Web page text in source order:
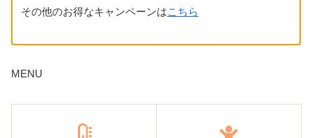
その他のお得なキャンペーンはこちら
MENU